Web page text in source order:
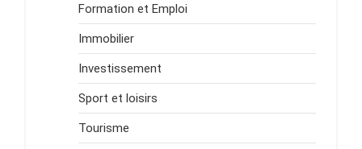
Formation et Emploi
Immobilier
Investissement
Sport et loisirs
Tourisme